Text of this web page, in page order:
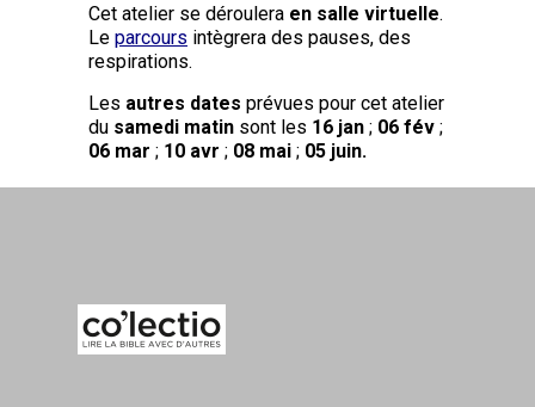
Cet atelier se déroulera en salle virtuelle.
Le parcours intègrera des pauses, des
respirations.
Les autres dates prévues pour cet atelier
du samedi matin sont les 16 jan ; 06 fév ;
06 mar ; 10 avr ; 08 mai ; 05 juin.